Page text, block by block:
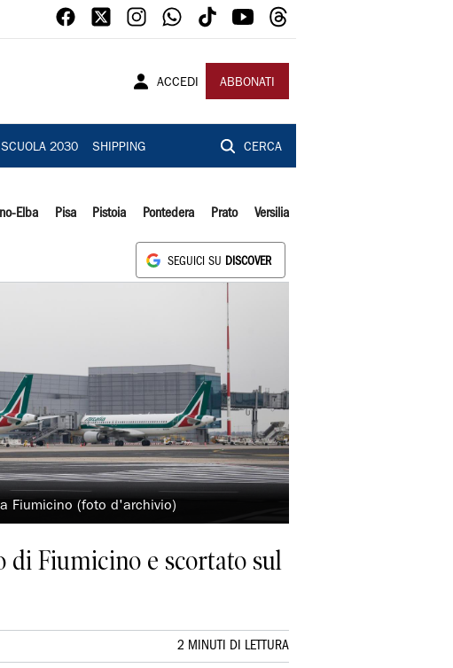
ACCEDI ABBONATI
SCUOLA 2030 SHIPPING CERCA
Elba Pisa Pistoia Pontedera Prato Versilia
SEGUICI SU DISCOVER
Fiumicino (foto d'archivio)
di Fiumicino e scortato sul
2 MINUTI DI LETTURA